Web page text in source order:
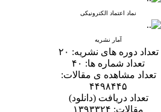
نماد اعتماد الکترونیکی
آمار نشریه
تعداد دوره های نشریه: ۲۰
تعداد شماره ها: ۴۰
تعداد مشاهده ی مقالات:
۴۴۹۸۴۴۵
تعداد دریافت (دانلود)
مقالات: ۱۳۹۳۳۲۴